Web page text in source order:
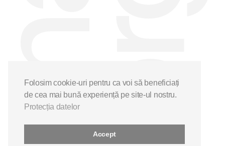
Folosim cookie-uri pentru ca voi să beneficiați
de cea mai bună experiență pe site-ul nostru.
Protecția datelor
Accept